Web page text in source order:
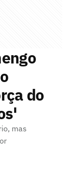
do
mas